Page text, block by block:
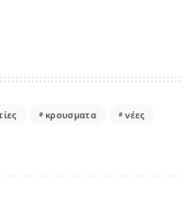
κρουσματα
νέες